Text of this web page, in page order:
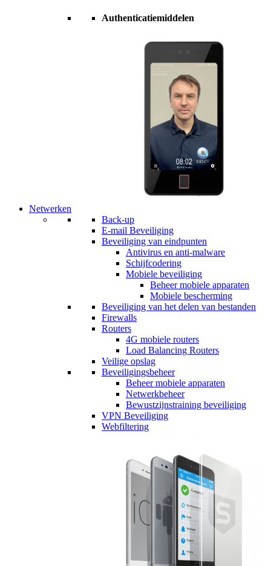
Authenticatiemiddelen
Netwerken
Back-up
E-mail Beveiliging
Beveiliging van eindpunten
Antivirus en anti-malware
Schijfcodering
Mobiele beveiliging
Beheer mobiele apparaten
Mobiele bescherming
Beveiliging van het delen van bestanden
Firewalls
Routers
4G mobiele routers
Load Balancing Routers
Veilige opslag
Beveiligingsbeheer
Beheer mobiele apparaten
Netwerkbeheer
Bewustzijnstraining beveiliging
VPN Beveiliging
Webfiltering